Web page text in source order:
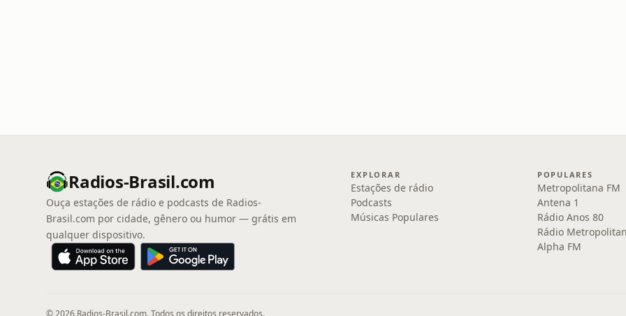
Radios-Brasil.com
Ouça estações de rádio e podcasts de Radios-
Brasil.com por cidade, gênero ou humor — grátis em
qualquer dispositivo.
EXPLORAR
Estações de rádio
Podcasts
Músicas Populares
POPULARES
Metropolitana FM
Antena 1
Rádio Anos 80
Rádio
Alpha FM
© 2026 Radios-Brasil.com. Todos os direitos reservados.